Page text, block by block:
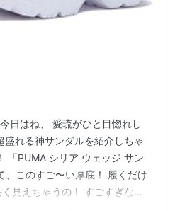
日はね、 愛琉がひと目惚れし
盛れる神サンダルを紹介しちゃ
「PUMA シリア ウェッジ サン
このすご〜い厚底！ 履くだけ
見えちゃうの！ すごすぎな